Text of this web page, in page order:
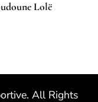
Lolë
. All Rights